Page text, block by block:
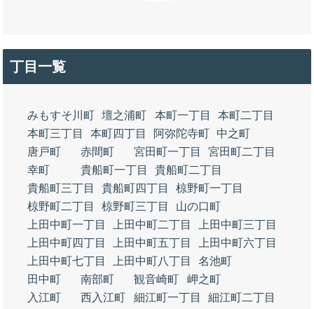
丁目一覧
みもすそ川町 壇之浦町 本町一丁目
本町二丁目
本町三丁目
本町四丁目 阿弥陀寺町
中之町
唐戸町
赤間町 宮田町一丁目
宮田町二丁目
幸町
貴船町一丁目
貴船町二丁目
貴船町三丁目
貴船町四丁目
椋野町一丁目
椋野町二丁目
椋野町三丁目
山の口町
上田中町一丁目
上田中町二丁目
上田中町三丁目
上田中町四丁目
上田中町五丁目
上田中町六丁目
上田中町七丁目
上田中町八丁目
名池町
田中町
南部町 観音崎町
岬之町
入江町
西入江町 細江町一丁目
細江町二丁目